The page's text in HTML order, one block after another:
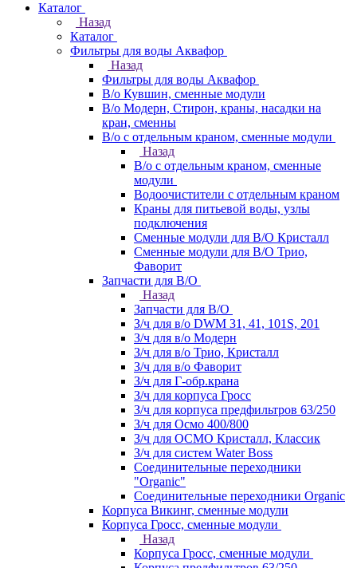
Каталог
Назад
Каталог
Фильтры для воды Аквафор
Назад
Фильтры для воды Аквафор
В/о Кувшин, сменные модули
В/о Модерн, Стирон, краны, насадки на
кран, сменны
В/о с отдельным краном, сменные модули
Назад
В/о с отдельным краном, сменные
модули
Водоочистители с отдельным краном
Краны для питьевой воды, узлы
подключения
Сменные модули для В/О Кристалл
Сменные модули для В/О Трио,
Фаворит
Запчасти для В/О
Назад
Запчасти для В/О
З/ч для в/о DWM 31, 41, 101S, 201
З/ч для в/о Модерн
З/ч для в/о Трио, Кристалл
З/ч для в/о Фаворит
З/ч для Г-обр.крана
З/ч для корпуса Гросс
З/ч для корпуса предфильтров 63/250
З/ч для Осмо 400/800
З/ч для ОСМО Кристалл, Классик
З/ч для систем Water Boss
Соединительные переходники
"Organic"
Соединительные переходники Organic
Корпуса Викинг, сменные модули
Корпуса Гросс, сменные модули
Назад
Корпуса Гросс, сменные модули